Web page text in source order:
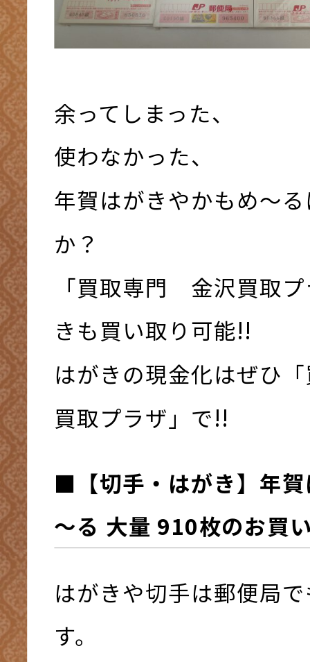
余ってしまった、
使わなかった、
年賀はがきやかもめ～
か？
「買取専門 金沢買取
きも買い取り可能!!
はがきの現金化はぜひ
買取プラザ」で!!
■ 【切手・はがき】年
～る 大量 910枚のお買
はがきや切手は郵便局
す。